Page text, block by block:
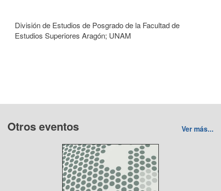
División de Estudios de Posgrado de la Facultad de
Estudios Superiores Aragón; UNAM
Otros eventos Ver más...